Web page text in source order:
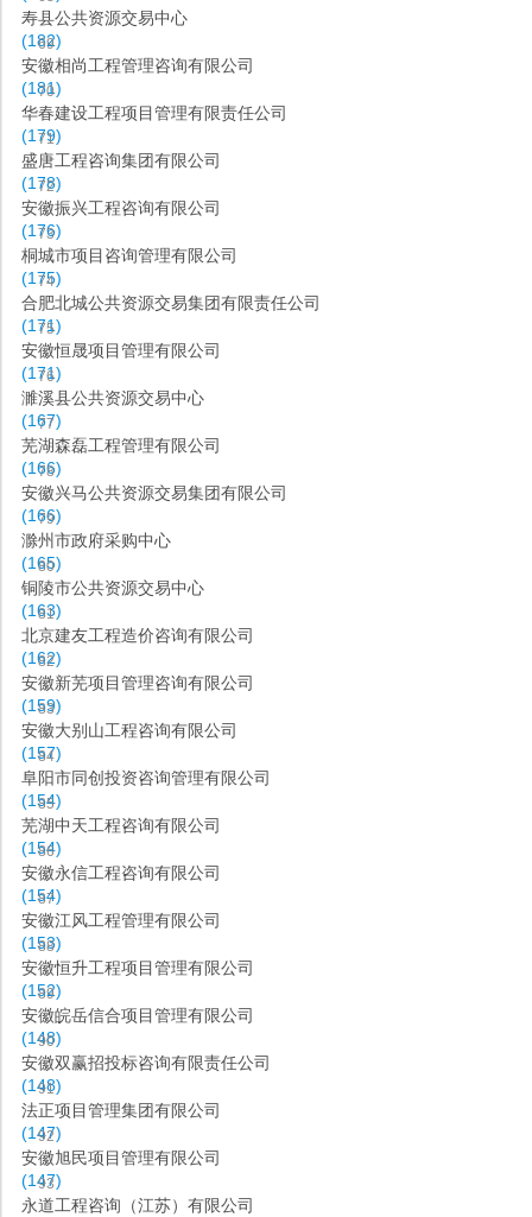
寿县公共资源交易中心
(182)
69
安徽相尚工程管理咨询有限公司
(181)
70
华春建设工程项目管理有限责任公司
(179)
71
盛唐工程咨询集团有限公司
(178)
72
安徽振兴工程咨询有限公司
(176)
73
桐城市项目咨询管理有限公司
(175)
74
合肥北城公共资源交易集团有限责任公司
(171)
75
安徽恒晟项目管理有限公司
(171)
76
濉溪县公共资源交易中心
(167)
77
芜湖森磊工程管理有限公司
(166)
78
安徽兴马公共资源交易集团有限公司
(166)
79
滁州市政府采购中心
(165)
80
铜陵市公共资源交易中心
(163)
81
北京建友工程造价咨询有限公司
(162)
82
安徽新芜项目管理咨询有限公司
(159)
83
安徽大别山工程咨询有限公司
(157)
84
阜阳市同创投资咨询管理有限公司
(154)
85
芜湖中天工程咨询有限公司
(154)
86
安徽永信工程咨询有限公司
(154)
87
安徽江风工程管理有限公司
(153)
88
安徽恒升工程项目管理有限公司
(152)
89
安徽皖岳信合项目管理有限公司
(148)
90
安徽双赢招投标咨询有限责任公司
(148)
91
法正项目管理集团有限公司
(147)
92
安徽旭民项目管理有限公司
(147)
93
永道工程咨询（江苏）有限公司